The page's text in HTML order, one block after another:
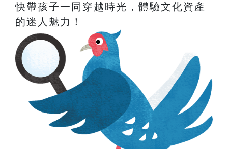
快帶孩子一同穿越時光，體驗文化資產
的迷人魅力！